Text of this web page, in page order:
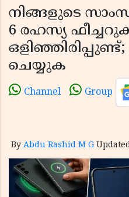
നിങ്ങളുടെ
6 രഹസ്യ
ചെയ്യുക
Channel Group
By Abdu Rashid M G